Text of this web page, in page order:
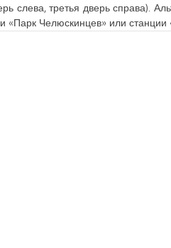
слева, третья дверь справа).
Челюскинцев» или станции